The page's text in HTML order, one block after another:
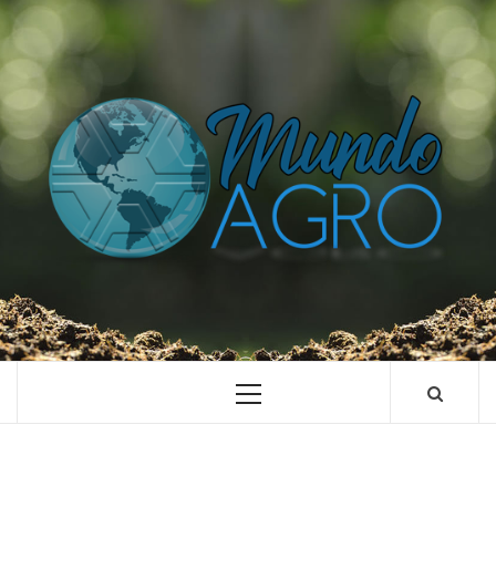
O UNIVERSO AGRÍCOLA DE UM JEITO MUITO MAIS
SIMPLES E DIVERTIDO.